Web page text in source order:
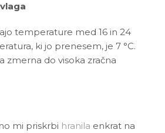
temperature med 16 in 24
ki jo prenesem, je 7 °C.
zmerna do visoka zračna
mi priskrbi hranila enkrat na